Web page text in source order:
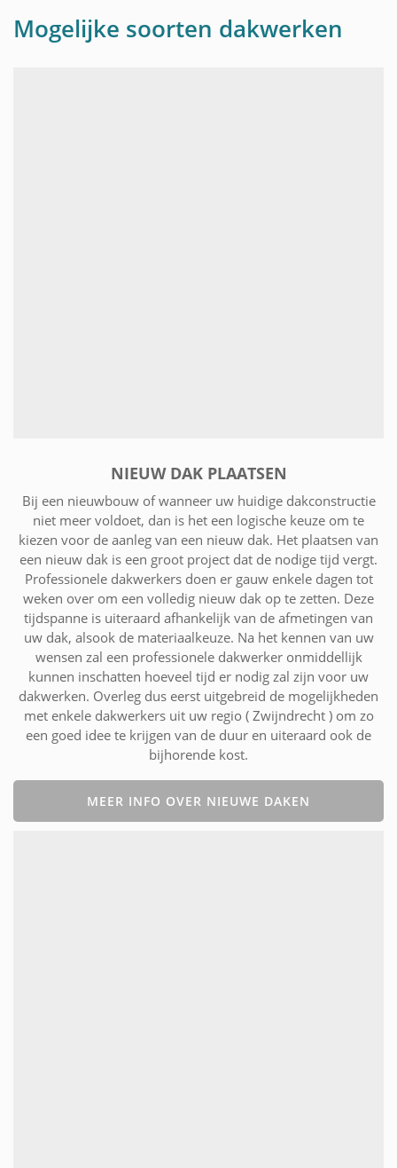
Mogelijke soorten dakwerken
NIEUW DAK PLAATSEN
Bij een nieuwbouw of wanneer uw huidige dakconstructie
niet meer voldoet, dan is het een logische keuze om te
kiezen voor de aanleg van een nieuw dak. Het plaatsen van
een nieuw dak is een groot project dat de nodige tijd vergt.
Professionele dakwerkers doen er gauw enkele dagen tot
weken over om een volledig nieuw dak op te zetten. Deze
tijdspanne is uiteraard afhankelijk van de afmetingen van
uw dak, alsook de materiaalkeuze. Na het kennen van uw
wensen zal een professionele dakwerker onmiddellijk
kunnen inschatten hoeveel tijd er nodig zal zijn voor uw
dakwerken. Overleg dus eerst uitgebreid de mogelijkheden
met enkele dakwerkers uit uw regio ( Zwijndrecht ) om zo
een goed idee te krijgen van de duur en uiteraard ook de
bijhorende kost.
MEER INFO OVER NIEUWE DAKEN